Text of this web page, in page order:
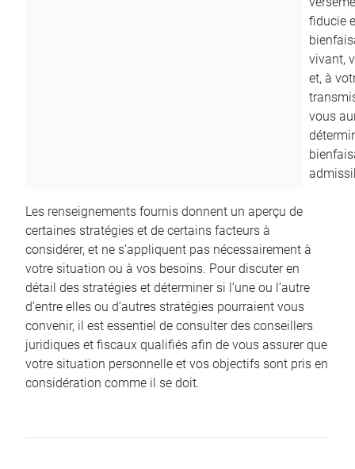
fiducie
vivant,
et, à
vous
Les renseignements fournis donnent un aperçu de
certaines stratégies et de certains facteurs à
considérer, et ne s’appliquent pas nécessairement à
votre situation ou à vos besoins. Pour discuter en
détail des stratégies et déterminer si l’une ou l’autre
d’entre elles ou d’autres stratégies pourraient vous
convenir, il est essentiel de consulter des conseillers
juridiques et fiscaux qualifiés afin de vous assurer que
votre situation personnelle et vos objectifs sont pris en
considération comme il se doit.